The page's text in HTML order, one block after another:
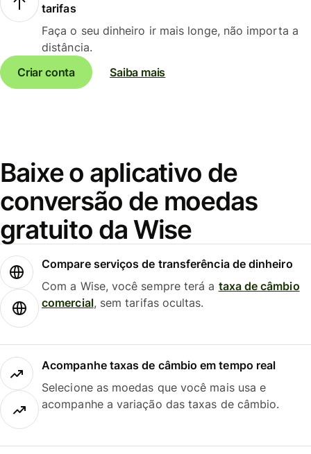
tarifas
Faça o seu dinheiro ir mais longe, não importa a
distância.
Criar conta
Saiba mais
Baixe o aplicativo de
conversão de moedas
gratuito da Wise
Compare serviços de transferência de dinheiro
Com a Wise, você sempre terá a taxa de câmbio
comercial, sem tarifas ocultas.
Acompanhe taxas de câmbio em tempo real
Selecione as moedas que você mais usa e
acompanhe a variação das taxas de câmbio.